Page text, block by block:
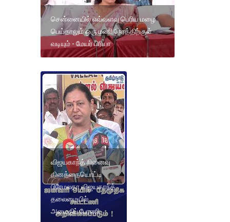
சென்னையில் எவ்வளவு பெரிய மழை
பெய்தாலும் ஒரு மணி நேரத்திற்குள்
வடியும் - மேயர் பிரியா
விஜயகாந்த் நினைவு
தினத்தையொட்டி
பிரேமலதா விஜயகாந்த்
தலைமையில்
அமைதிப் பேரணி